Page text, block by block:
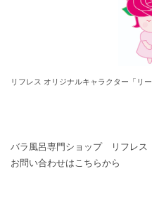
リフレス オリジナルキャラクター「リー
バラ風呂専門ショップ リフレス
お問い合わせはこちらから